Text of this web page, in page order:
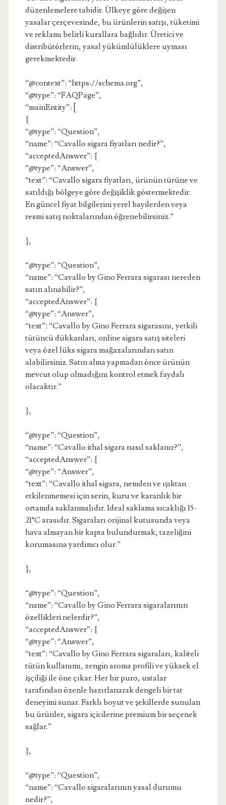
düzenlemelere tabidir. Ülkeye göre değişen
yasalar çerçevesinde, bu ürünlerin satışı, tüketimi
ve reklamı belirli kurallara bağlıdır. Üretici ve
distribütörlerin, yasal yükümlülüklere uyması
gerekmektedir.
“@context”: “https://schema.org”,
“@type”: “FAQPage”,
“mainEntity”: [
{
“@type”: “Question”,
“name”: “Cavallo sigara fiyatları nedir?”,
“acceptedAnswer”: {
“@type”: “Answer”,
“text”: “Cavallo sigara fiyatları, ürünün türüne ve
satıldığı bölgeye göre değişiklik göstermektedir.
En güncel fiyat bilgilerini yerel bayilerden veya
resmi satış noktalarından öğrenebilirsiniz.”
},
“@type”: “Question”,
“name”: “Cavallo by Gino Ferrara sigarası nereden
satın alınabilir?”,
“acceptedAnswer”: {
“@type”: “Answer”,
“text”: “Cavallo by Gino Ferrara sigarasını, yetkili
tütüncü dükkanları, online sigara satış siteleri
veya özel lüks sigara mağazalarından satın
alabilirsiniz. Satın alma yapmadan önce ürünün
mevcut olup olmadığını kontrol etmek faydalı
olacaktır.”
},
“@type”: “Question”,
“name”: “Cavallo ithal sigara nasıl saklanır?”,
“acceptedAnswer”: {
“@type”: “Answer”,
“text”: “Cavallo ithal sigara, nemden ve ışıktan
etkilenmemesi için serin, kuru ve karanlık bir
ortamda saklanmalıdır. Ideal saklama sıcaklığı 15-
21°C arasıdır. Sigaraları orijinal kutusunda veya
hava almayan bir kapta bulundurmak, tazeliğini
korumasına yardımcı olur.”
},
“@type”: “Question”,
“name”: “Cavallo by Gino Ferrara sigaralarının
özellikleri nelerdir?”,
“acceptedAnswer”: {
“@type”: “Answer”,
“text”: “Cavallo by Gino Ferrara sigaraları, kaliteli
tütün kullanımı, zengin aroma profili ve yüksek el
işçiliği ile öne çıkar. Her bir puro, ustalar
tarafından özenle hazırlanarak dengeli bir tat
deneyimi sunar. Farklı boyut ve şekillerde sunulan
bu ürünler, sigara içicilerine premium bir seçenek
sağlar.”
},
“@type”: “Question”,
“name”: “Cavallo sigaralarının yasal durumu
nedir?”,